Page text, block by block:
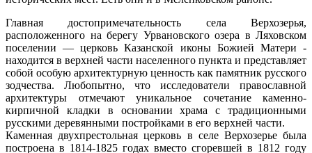
Главная достопримечательность села Верхозерья,
расположенного на берегу Урвановского озера в Ляховском
поселении — церковь Казанской иконы Божией Матери -
находится в верхней части населенного пункта и представляет
собой особую архитектурную ценность как памятник русского
зодчества. Любопытно, что исследователи православной
архитектуры отмечают уникальное сочетание каменно-
кирпичной кладки в основании храма с традиционными
русскими деревянными постройками в его верхней части.
Каменная двухпрестольная церковь в селе Верхозерье была
построена в 1814-1825 годах вместо сгоревшей в 1812 году